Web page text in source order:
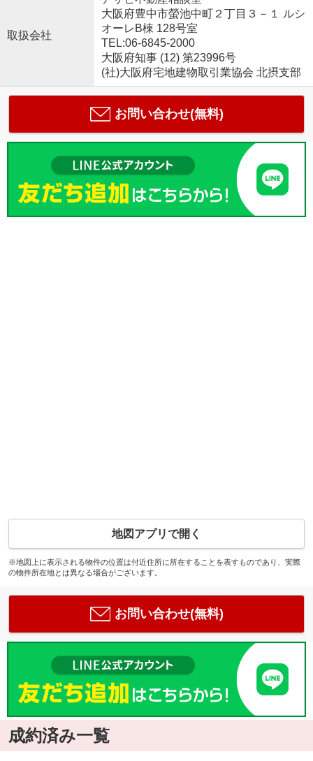
取扱会社
大阪府豊中市螢池中町２丁目３－１ ルシ
オーレB棟 128号室
TEL:06-6845-2000
大阪府知事 (12) 第23996号
(社)大阪府宅地建物取引業協会 北摂支部
お問い合わせ(無料)
地図アプリで開く
※地図上に表示される物件の位置は付近住所に所在することを表すものであり、実際
の物件所在地とは異なる場合がございます。
お問い合わせ(無料)
成約済み一覧